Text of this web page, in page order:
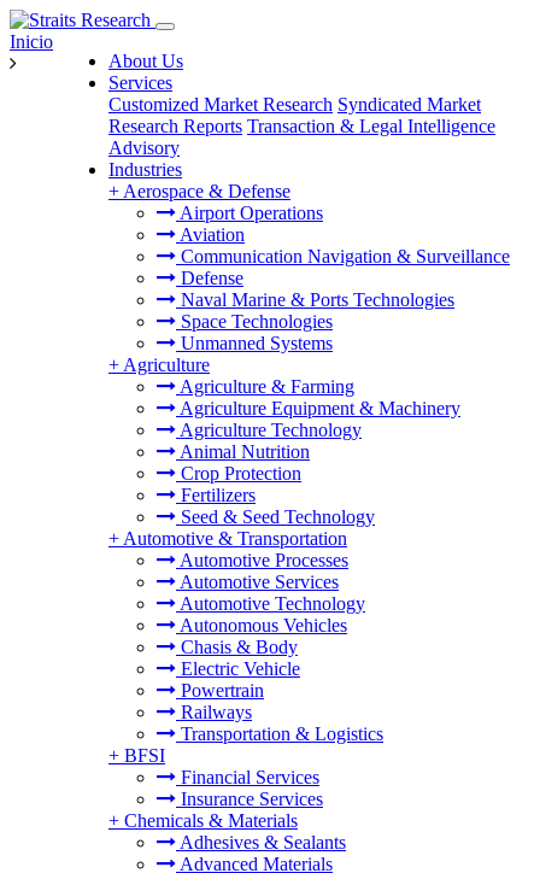
About Us
Services
Customized Market Research Syndicated Market
Research Reports Transaction & Legal Intelligence
Advisory
Industries
+ Aerospace & Defense
Airport Operations
Aviation
Communication Navigation & Surveillance
Defense
Naval Marine & Ports Technologies
Space Technologies
Unmanned Systems
+ Agriculture
Agriculture & Farming
Agriculture Equipment & Machinery
Agriculture Technology
Animal Nutrition
Crop Protection
Fertilizers
Seed & Seed Technology
+ Automotive & Transportation
Automotive Processes
Automotive Services
Automotive Technology
Autonomous Vehicles
Chasis & Body
Electric Vehicle
Powertrain
Railways
Transportation & Logistics
+ BFSI
Financial Services
Insurance Services
+ Chemicals & Materials
Adhesives & Sealants
Advanced Materials
Inicio